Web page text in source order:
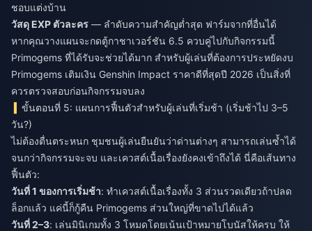
ชอบแต่งบ้าน
วัสดุ EXP ตัวละคร — ลำดับความสำคัญต่ำสุด ฟาร์มจากที่อื่นได้
หากคุณวางแผนจะกดตู้กาชาเวอร์ชัน 6.5 ควบคู่ไปกับกิจกรรมนี้
Primogems ที่ได้รับจะช่วยได้มาก สำหรับผู้เล่นที่ต้องการประหยัดงบ
Primogems เติมเงิน Genshin Impact ราคาดีที่สุดปี 2026 เป็นสิ่งที่
ควรตรวจสอบก่อนกิจกรรมจบลง
ขั้นตอนที่ 5: แผนการฟื้นตัวสำหรับผู้เล่นที่เริ่มช้า (เริ่มช้าไป 3–5
วัน?)
ไม่ต้องตื่นตระหนก ชุมชนผู้เล่นยืนยันว่าด่านต่างๆ สามารถเล่นซ้ำได้
จนกว่ากิจกรรมจะจบ และเควสต์เนื้อเรื่องยังคงเข้าถึงได้ นี่คือเส้นทาง
ฟื้นตัว:
วันที่ 1 ของการเริ่มช้า: ทำเควสต์เนื้อเรื่องทั้ง 3 ส่วนรวดเดียวถ้าปลด
ล็อกแล้ว แค่นี้ก็กู้คืน Primogems ส่วนใหญ่ที่ขาดไปได้แล้ว
วันที่ 2–3: เล่นมินิเกมทั้ง 3 โหมดโดยเน้นเป้าหมายโบนัสให้ครบ ให้